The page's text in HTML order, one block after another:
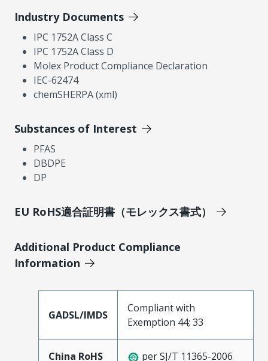
Industry Documents
IPC 1752A Class C
IPC 1752A Class D
Molex Product Compliance Declaration
IEC-62474
chemSHERPA (xml)
Substances of Interest
PFAS
DBDPE
DP
EU RoHS適合証明書（モレックス書式）
Additional Product Compliance
Information
GADSL/IMDS
Compliant with
Exemption 44; 33
China RoHS per SJ/T 11365-2006